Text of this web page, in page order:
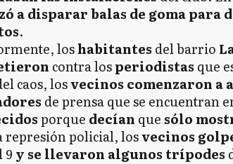
a disparar balas de goma para
.
loshabitantes del barrio
contra losperiodistas que
caos, losvecinos comenzaron a
de prensa que se encuentran
porque decían que sólo
represión policial, losvecinos
9 y se llevaron algunos trípodes